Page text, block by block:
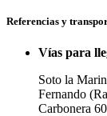
Referencias y
Vías para
Soto la
Fernando
Carbonera